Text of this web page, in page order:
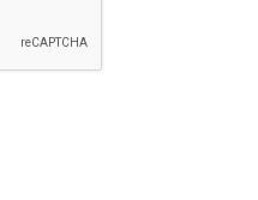
в 11:41:
учёные, которые из
алфавита толком не